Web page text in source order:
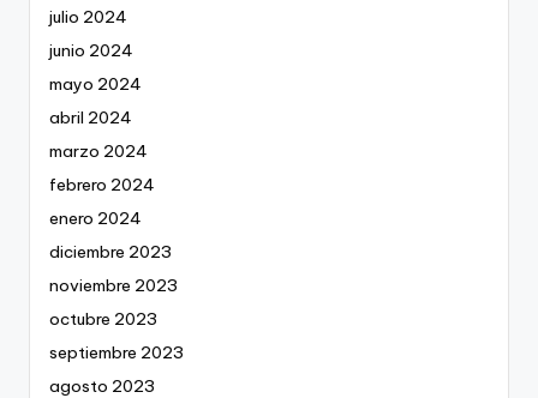
julio 2024
junio 2024
mayo 2024
abril 2024
marzo 2024
febrero 2024
enero 2024
diciembre 2023
noviembre 2023
octubre 2023
septiembre 2023
agosto 2023